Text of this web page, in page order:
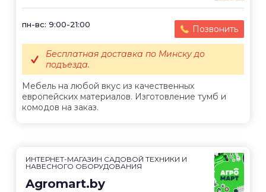
пн-вс: 9:00-21:00 Позвонить
Мебель на любой вкус из качественных
европейских материалов. Изготовление тумб и
комодов на заказ.
Бесплатная доставка по Минску до
подъезда.
ИНТЕРНЕТ-МАГАЗИН САДОВОЙ ТЕХНИКИ И
НАВЕСНОГО ОБОРУДОВАНИЯ
Agromart.by